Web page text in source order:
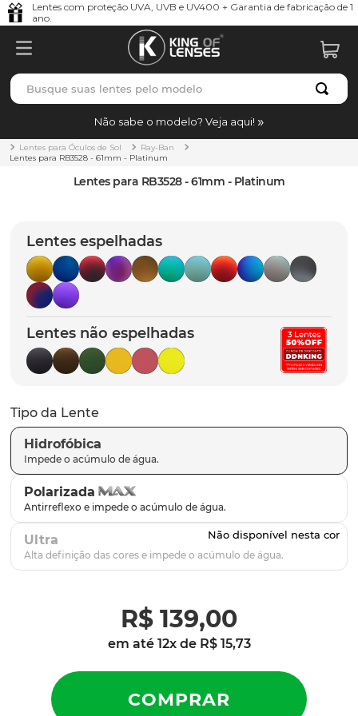
Lentes com proteção UVA, UVB e UV400 + Garantia de fabricação de 1
ano.
Busque suas lentes pelo modelo
Não sabe o modelo? Veja aqui!
Lentes para Óculos de Sol
Ray-Ban
Lentes para RB3528 - 61mm - Platinum
Lentes para RB3528 - 61mm - Platinum
Lentes espelhadas
Lentes não espelhadas
Tipo da Lente
Hidrofóbica
Polarizada
Ultra
R$ 139,00
em até 12x de R$ 15,73
TERMOS MAIS BUSCADOS
1º borrachas
holbrook
5º chaves
6º t-shock
7º gasket
8º parafusos
9º latch